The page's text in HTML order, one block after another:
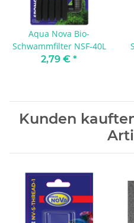
Aqua Nova Bio-
Schwammfilter NSF-40L
2,79 € *
Kunden